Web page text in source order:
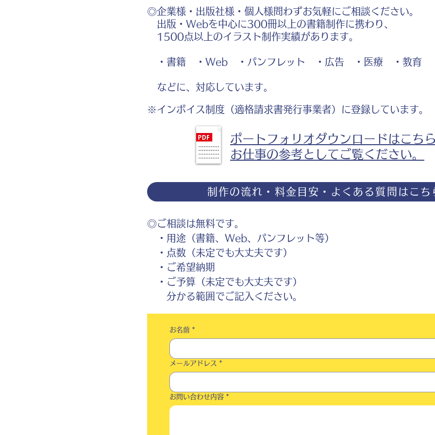
◎企業様・出版社様・個人様問わずお気軽にご相談ください。
出版・Webを中心に300冊以上の書籍制作に携わり、
1500点以上のイラスト制作実績があります。
・書籍 ・Web ・パンフレット ・広告 ・医療 ・教育
などに、対応しています。
※インボイス制度（適格請求書発行事業者）に登録しています。
ポートフォリオダウンロードはこち
お仕事の参考としてご覧ください。
制作の流れ・料金目安・よくある質問はこち
◎ご相談は無料です。
・用途（書籍、Web、パンフレット等）
・点数（未定でも大丈夫です）
・ご希望納期
・ご予算（未定でも大丈夫です）
分かる範囲でご記入ください。
お名前 *
メールアドレス *
お問い合わせ内容 *